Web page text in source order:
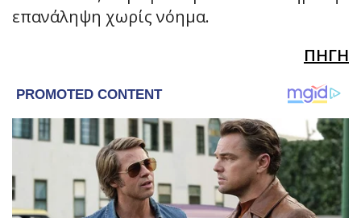
επανάληψη χωρίς νόημα.
ΠΗΓΗ